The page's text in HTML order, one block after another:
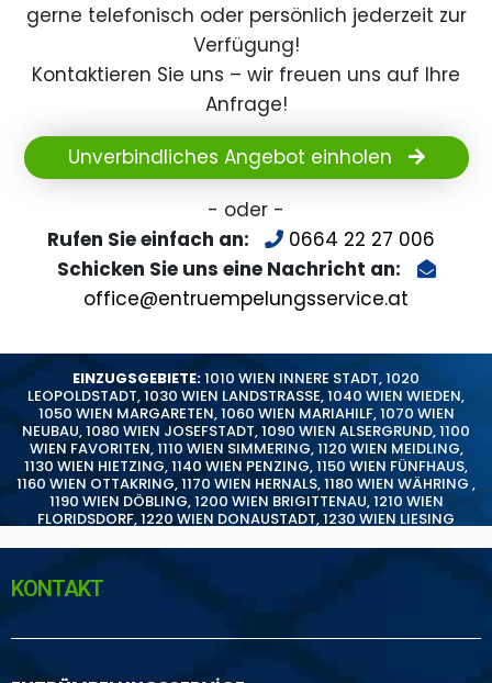
gerne telefonisch oder persönlich jederzeit zur
Verfügung!
Kontaktieren Sie uns – wir freuen uns auf Ihre
Anfrage!
Unverbindliches Angebot einholen
- oder -
Rufen Sie einfach an:
0664 22 27 006
Schicken Sie uns eine Nachricht an:
office@entruempelungsservice.at
EINZUGSGEBIETE:1010 WIEN INNERE STADT,1020
LEOPOLDSTADT,1030 WIEN LANDSTRASSE,1040 WIEN WIEDEN,
1050 WIEN MARGARETEN,1060 WIEN MARIAHILF,1070 WIEN
NEUBAU,1080 WIEN JOSEFSTADT,1090 WIEN ALSERGRUND,1100
WIEN FAVORITEN,1110 WIEN SIMMERING,1120 WIEN MEIDLING,
1130 WIEN HIETZING,1140 WIEN PENZING,1150 WIEN FÜNFHAUS,
1160 WIEN OTTAKRING,1170 WIEN HERNALS,1180 WIEN WÄHRING ,
1190 WIEN DÖBLING,1200 WIEN BRIGITTENAU,1210 WIEN
FLORIDSDORF,1220 WIEN DONAUSTADT,1230 WIEN LIESING
KONTAKT